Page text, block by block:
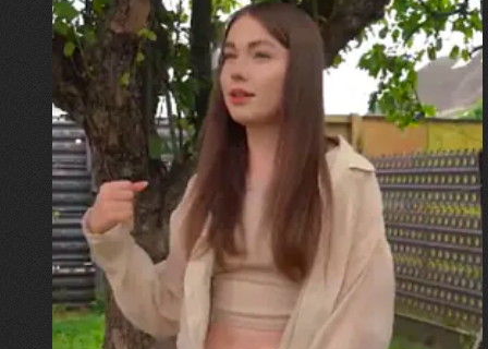
30.07.2026
Калина, Дарина та Віра Папроцькі
"Хвиля була, як від моря,
прозора і велика… Я ледве
встигла схопити племінницю"